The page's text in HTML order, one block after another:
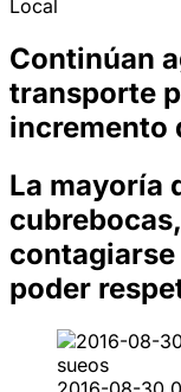
Local
Continúan
transporte
incremento
La mayoría
poder